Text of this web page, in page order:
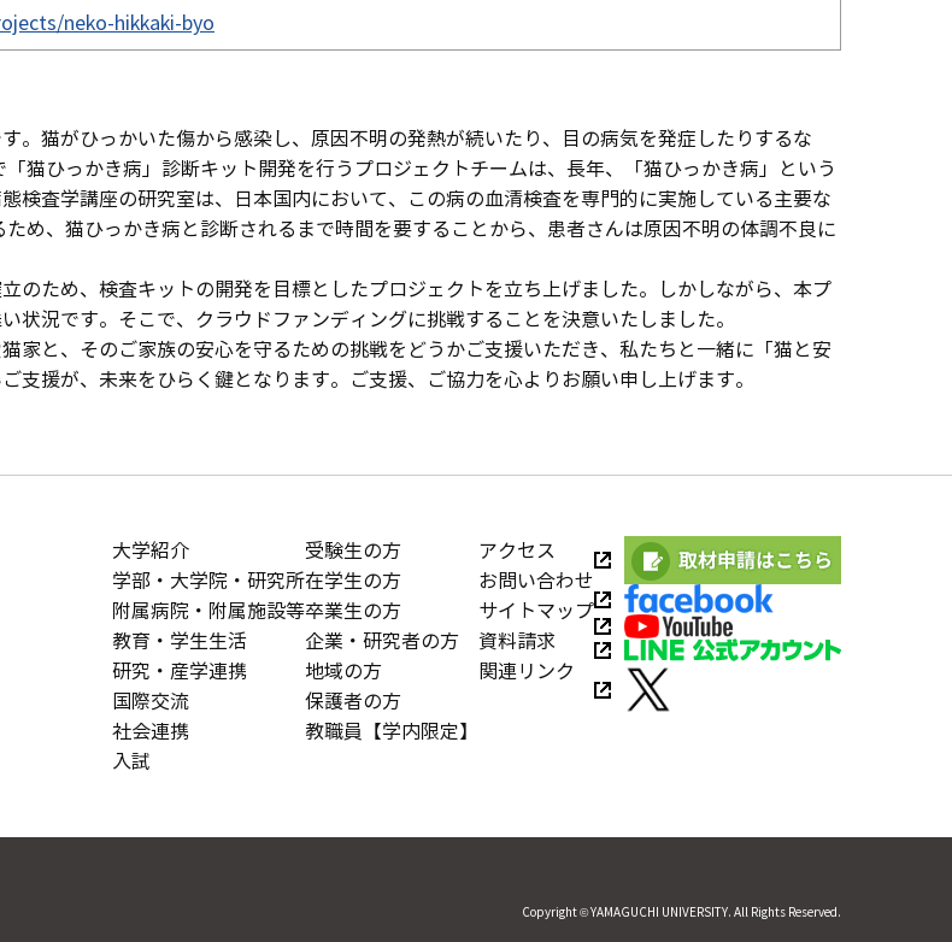
neko-hikkaki-byo
猫がひっかいた傷から感染し、原因不明の発熱が続いたり、目の病気を発症したりするな
猫ひっかき病」診断キット開発を行うプロジェクトチームは、 長年、
「猫ひっかき病」という
検査学講座の研究室は、日本国内において、この病の血清検査を専門的に実施している主要な
め、猫ひっかき病と診断されるまで時間を要することから、患者さんは原因不明の体調不良に
ため、検査キットの開発を目標としたプロジェクトを立ち上げました。しかしながら、本プ
状況です。そこで、クラウドファンディングに挑戦することを決意いたしました。
と、そのご家族の安心を守るための挑戦をどうかご支援いただき、私たちと一緒に「猫と安
援が、未来をひらく鍵となります。ご支援、ご協力を心よりお願い申し上げます。
大学紹介
学部・大学院・研究所
附属病院・附属施設等
教育・学生生活
研究・産学連携
国際交流
社会連携
入試
受験生の方
在学生の方
卒業生の方
企業・研究者の方
地域の方
保護者の方
教職員【学内限定】
アクセス
お問い合わせ
サイトマップ
資料請求
関連リンク
Copyright © YAMAGUCHI UNIVERSITY. All Rights Reserved.